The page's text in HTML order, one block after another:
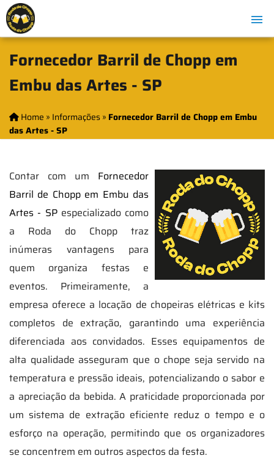
Fornecedor Barril de Chopp em
Embu das Artes - SP
Home » Informações» Fornecedor Barril de Chopp em Embu
das Artes - SP
Contar com um Fornecedor
Barril de Chopp em Embu das
Artes - SPespecializado como
a Roda do Chopp traz
inúmeras vantagens para
quem organiza festas e
eventos. Primeiramente, a
empresa oferece a locação de chopeiras elétricas e kits
completos de extração, garantindo uma experiência
diferenciada aos convidados. Esses equipamentos de
alta qualidade asseguram que o chope seja servido na
temperatura e pressão ideais, potencializando o sabor e
a apreciação da bebida. A praticidade proporcionada por
um sistema de extração eficiente reduz o tempo e o
esforço na operação, permitindo que os organizadores
se concentrem em outros aspectos da festa.